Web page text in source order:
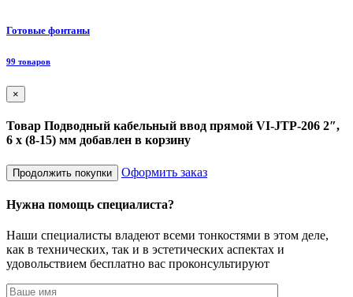
Готовые фонтаны
99 товаров
×
Товар Подводный кабельный ввод прямой VI-JTP-206 2″,
6 x (8-15) мм добавлен в корзину
Продолжить покупки Оформить заказ
Нужна помощь специалиста?
Наши специалисты владеют всеми тонкостями в этом деле,
как в технических, так и в эстетических аспектах и
удовольствием бесплатно вас проконсультируют